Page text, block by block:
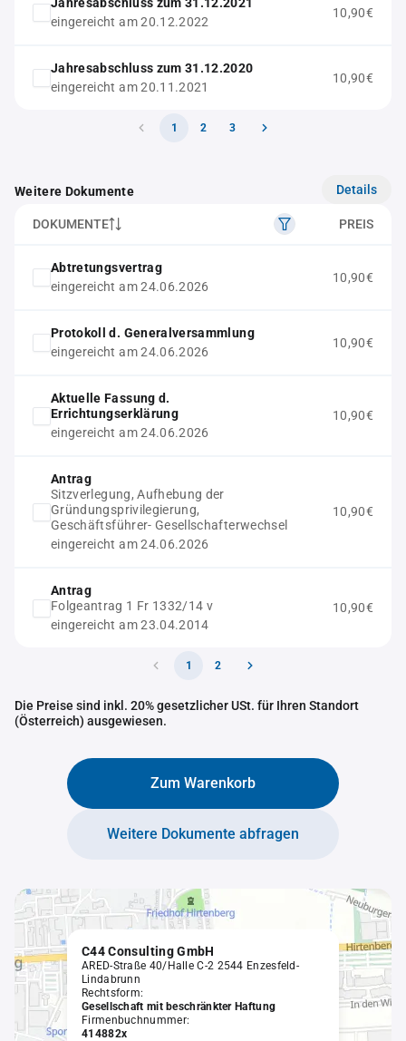
eingereicht am 20.12.2022
10,90€
Jahresabschluss zum 31.12.2020
eingereicht am 20.11.2021
10,90€
1 2 3
Weitere Dokumente Details
DOKUMENTE PREIS
Abtretungsvertrag
eingereicht am 24.06.2026
10,90€
Protokoll d. Generalversammlung
eingereicht am 24.06.2026
10,90€
Aktuelle Fassung d.
Errichtungserklärung
eingereicht am 24.06.2026
10,90€
Antrag
Sitzverlegung, Aufhebung der
Gründungsprivilegierung,
Geschäftsführer- Gesellschafterwechsel
eingereicht am 24.06.2026
10,90€
Antrag
Folgeantrag 1 Fr 1332/14 v
eingereicht am 23.04.2014
10,90€
1 2
Die Preise sind inkl. 20% gesetzlicher USt. für Ihren Standort
(Österreich) ausgewiesen.
Zum Warenkorb
Weitere Dokumente abfragen
C44 Consulting GmbH
ARED-Straße 40/Halle C-2 2544 Enzesfeld-
Lindabrunn
Rechtsform:
Gesellschaft mit beschränkter Haftung
Firmenbuchnummer:
414882x